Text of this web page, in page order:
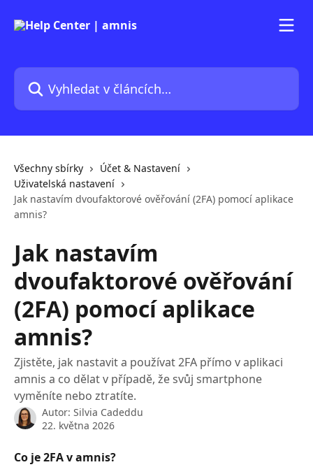
Vyhledat v článcích…
Všechny sbírky
Účet & Nastavení
Uživatelská nastavení
Jak nastavím dvoufaktorové ověřování (2FA) pomocí aplikace
amnis?
Jak nastavím
dvoufaktorové ověřování
(2FA) pomocí aplikace
amnis?
Zjistěte, jak nastavit a používat 2FA přímo v aplikaci
amnis a co dělat v případě, že svůj smartphone
vyměníte nebo ztratíte.
Autor: Silvia Cadeddu
22. května 2026
Co je 2FA v amnis?